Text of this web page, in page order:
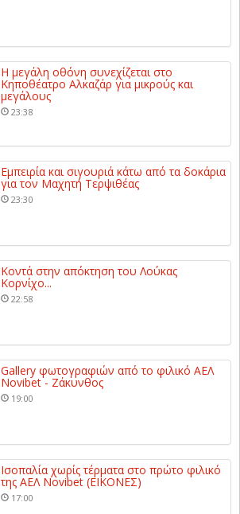
Η μεγάλη οθόνη συνεχίζεται στο
Κηποθέατρο Αλκαζάρ για μικρούς και
μεγάλους
23:38
Εμπειρία και σιγουριά κάτω από τα δοκάρια
για τον Μαχητή Τερψιθέας
23:30
Κοντά στην απόκτηση του Λούκας
Κορνίχο...
22:58
Gallery φωτογραφιών από το φιλικό ΑΕΛ
Novibet - Ζάκυνθος
19:00
Ισοπαλία χωρίς τέρματα στο πρώτο φιλικό
της ΑΕΛ Novibet (ΕΙΚΟΝΕΣ)
17:00